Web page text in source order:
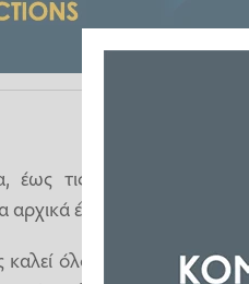
έως τις 22 Ιουνίου
έληγε στις 15 του
όλους τους